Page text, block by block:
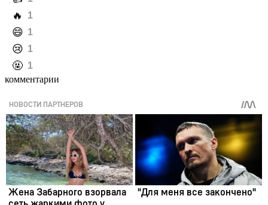
️🔥 1
️😄 1
️😢 1
️🤬 1
комментарии